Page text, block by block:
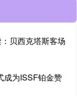
贝西克塔斯客场
成为ISSF铂金赞